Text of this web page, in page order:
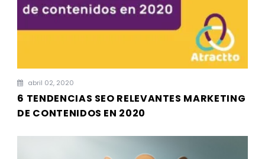
abril 02, 2020
6 TENDENCIAS SEO RELEVANTES MARKETING
DE CONTENIDOS EN 2020